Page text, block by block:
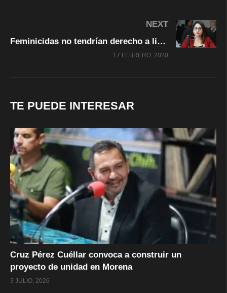
NEXT
Feminicidas no tendrían derecho a libertad preparatoria: Ozaeta
17 FEBRERO, 2020
TE PUEDE INTERESAR
Cruz Pérez Cuéllar convoca a construir un
proyecto de unidad en Morena
3 JULIO, 2026